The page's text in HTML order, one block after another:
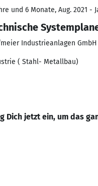
und 6 Monate, Aug. 2021 -
Industrieanlagen GmbH
( Stahl- Metallbau)
Dich jetzt ein, um das